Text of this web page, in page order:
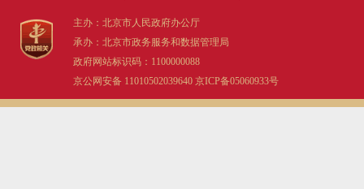
主办：北京市人民政府办公厅
承办：北京市政务服务和数据管理局
政府网站标识码：1100000088
京公网安备 11010502039640 京ICP备05060933号